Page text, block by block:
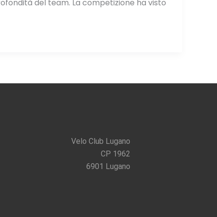
del team. La competizione ha visto
Velo Club Lugano
CP 1962
6901 Lugano